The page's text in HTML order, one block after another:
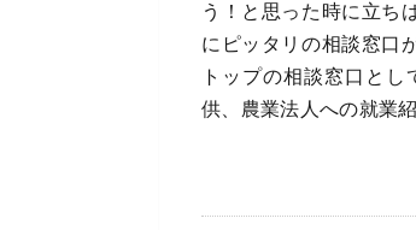
う！と思った時に立ち
にピッタリの相談窓口
トップの相談窓口と
供、農業法人への就業